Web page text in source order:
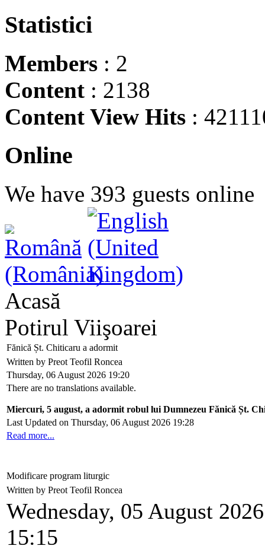
Statistici
Members : 2
Content : 2138
Content View Hits :
Online
We have 393 guests online
Acasă
Potirul Viişoarei
Fănică Șt. Chiticaru a adormit
Written by Preot Teofil Roncea
Thursday, 06 August 2026 19:20
There are no translations available.
Miercuri, 5 august, a adormit robul lui Dumnezeu Fănică Șt.
Last Updated on Thursday, 06 August 2026 19:28
Read more...
Modificare program liturgic
Written by Preot Teofil Roncea
Wednesday, 05 August 2026
15:15